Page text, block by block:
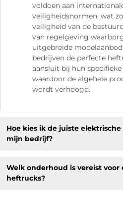
voldoen aan
veiligheidsnormen, wat
veiligheid van de
van regelgeving
uitgebreide
bedrijven de perfecte
aansluit bij hun
waardoor de algehele
wordt verhoogd.
Hoe kies ik de juiste
mijn bedrijf?
Welk onderhoud is vereist voor
heftrucks?